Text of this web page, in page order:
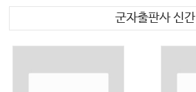
군자출판사 신간